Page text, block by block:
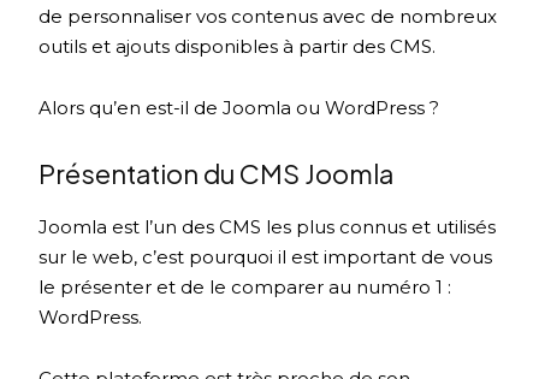
de personnaliser vos contenus avec de nombreux
outils et ajouts disponibles à partir des CMS.
Alors qu’en est-il de Joomla ou WordPress ?
Présentation du CMS Joomla
Joomla est l’un des CMS les plus connus et utilisés
sur le web, c’est pourquoi il est important de vous
le présenter et de le comparer au numéro 1 :
WordPress.